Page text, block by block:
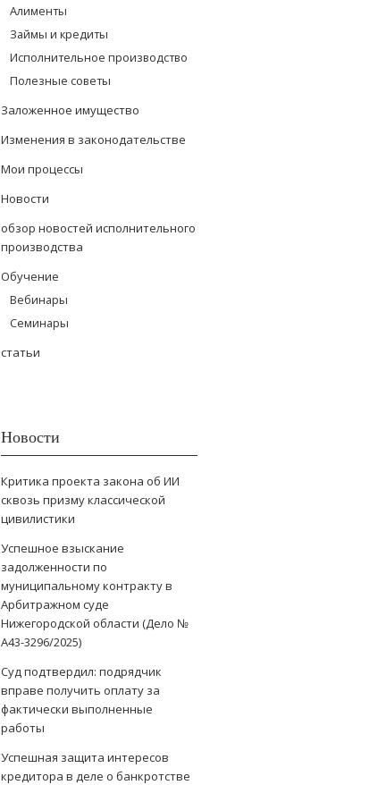
Алименты
Займы и кредиты
Исполнительное производство
Полезные советы
Заложенное имущество
Изменения в законодательстве
Мои процессы
Новости
обзор новостей исполнительного
производства
Обучение
Вебинары
Семинары
статьи
Новости
Критика проекта закона об ИИ
сквозь призму классической
цивилистики
Успешное взыскание
задолженности по
муниципальному контракту в
Арбитражном суде
Нижегородской области (Дело №
А43-3296/2025)
Суд подтвердил: подрядчик
вправе получить оплату за
фактически выполненные
работы
Успешная защита интересов
кредитора в деле о банкротстве